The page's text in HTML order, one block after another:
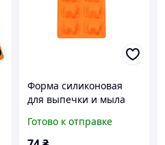
Форма силиконовая
для выпечки и мыла
3 см на 8 ячеек для
десертов и
Готово к отправке